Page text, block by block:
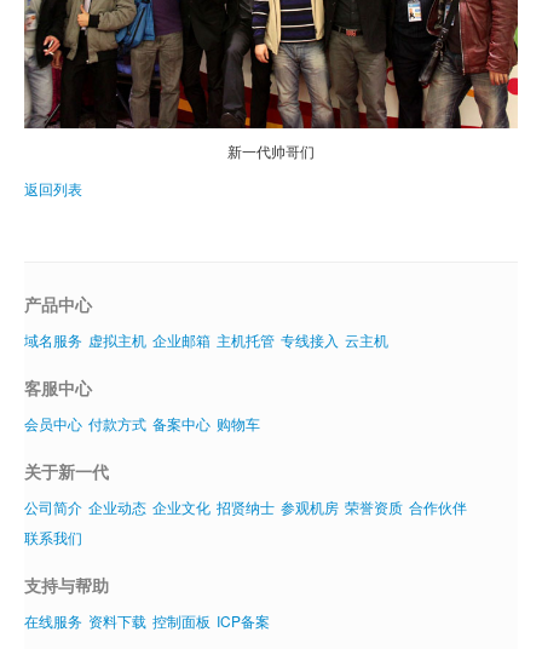
新一代帅哥们
返回列表
产品中心
域名服务 虚拟主机 企业邮箱 主机托管 专线接入 云主机
客服中心
会员中心 付款方式 备案中心 购物车
关于新一代
公司简介 企业动态 企业文化 招贤纳士 参观机房 荣誉资质 合作伙伴
联系我们
支持与帮助
在线服务 资料下载 控制面板 ICP备案